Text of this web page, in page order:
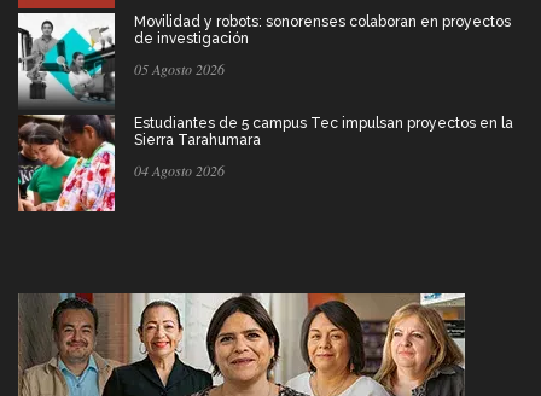
Movilidad y robots: sonorenses colaboran en proyectos
de investigación
05 Agosto 2026
Estudiantes de 5 campus Tec impulsan proyectos en la
Sierra Tarahumara
04 Agosto 2026